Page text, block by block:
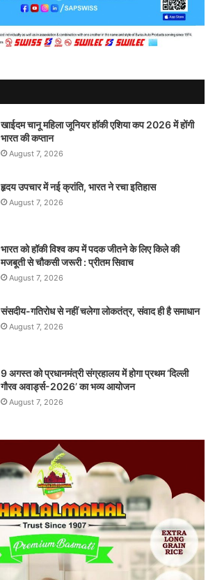
खाईदम चानू महिला जूनियर हॉकी एशिया कप 2026 में होंगी
भारत की कप्तान
August 7, 2026
हृदय उपचार में नई क्रांति, भारत ने रचा इतिहास
August 7, 2026
भारत को हॉकी विश्व कप में पदक जीतने के लिए किले की
मजबूती से चौकसी जरूरी : प्रीतम सिवाच
August 7, 2026
संसदीय-गतिरोध से नहीं चलेगा लोकतंत्र, संवाद ही है समाधान
August 7, 2026
9 अगस्त को प्रधानमंत्री संग्रहालय में होगा प्रथम ‘दिल्ली
गौरव अवार्ड्स-2026’ का भव्य आयोजन
August 7, 2026